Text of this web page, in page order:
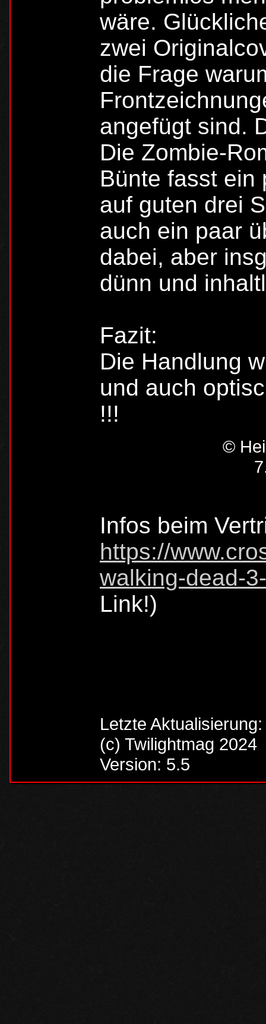
wäre.
zwei
die Frage
angefügt sind.
Die Zombie-
Bünte fasst ein
auf guten drei
auch ein paar
dabei, aber
dünn und
Fazit:
Die Handlung
und auch
!!!
©
Infos beim
https://
walking-dead-
Link!)
Letzte
(c) Twilightmag 2024
Version: 5.5